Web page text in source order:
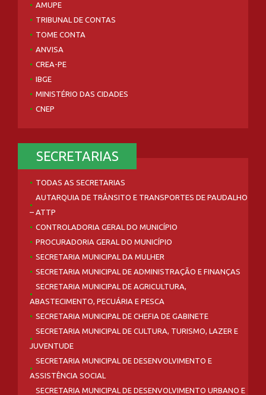
AMUPE
TRIBUNAL DE CONTAS
TOME CONTA
ANVISA
CREA-PE
IBGE
MINISTÉRIO DAS CIDADES
CNEP
SECRETARIAS
TODAS AS SECRETARIAS
AUTARQUIA DE TRÂNSITO E TRANSPORTES DE PAUDALHO
– ATTP
CONTROLADORIA GERAL DO MUNICÍPIO
PROCURADORIA GERAL DO MUNICÍPIO
SECRETARIA MUNICIPAL DA MULHER
SECRETARIA MUNICIPAL DE ADMINISTRAÇÃO E FINANÇAS
SECRETARIA MUNICIPAL DE AGRICULTURA,
ABASTECIMENTO, PECUÁRIA E PESCA
SECRETARIA MUNICIPAL DE CHEFIA DE GABINETE
SECRETARIA MUNICIPAL DE CULTURA, TURISMO, LAZER E
JUVENTUDE
SECRETARIA MUNICIPAL DE DESENVOLVIMENTO E
ASSISTÊNCIA SOCIAL
SECRETARIA MUNICIPAL DE DESENVOLVIMENTO URBANO E